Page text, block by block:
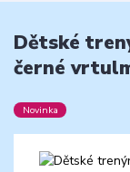
Dětské
černé
Novinka